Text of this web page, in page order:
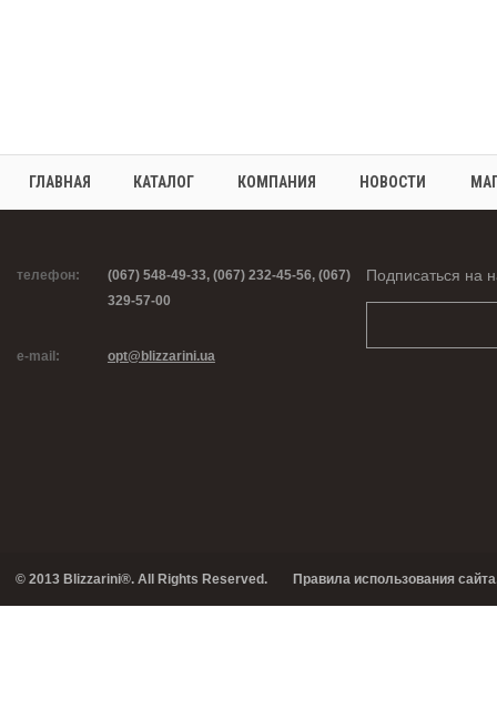
ГЛАВНАЯ КАТАЛОГ КОМПАНИЯ НОВОСТИ
телефон:
(067) 548-49-33, (067) 232-45-56, (067)
329-57-00
e-mail: opt@blizzarini.ua
Подписаться на
© 2013 Blizzarini®. All Rights Reserved. Правила использования сайта